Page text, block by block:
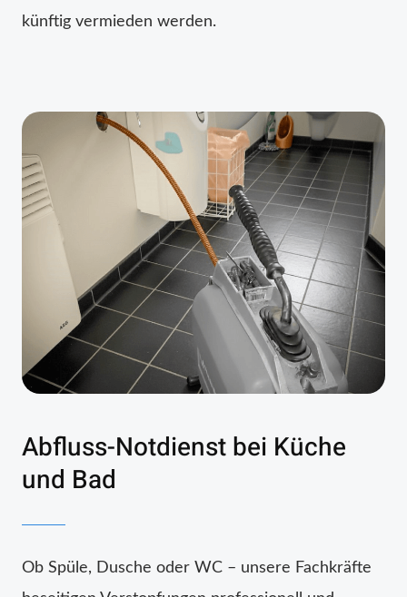
künftig vermieden werden.
Abfluss-Notdienst bei Küche
und Bad
Ob Spüle, Dusche oder WC – unsere Fachkräfte